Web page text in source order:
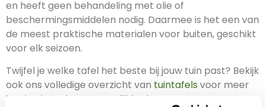
en heeft geen behandeling met olie of
beschermingsmiddelen nodig. Daarmee is het een van
de meest praktische materialen voor buiten, geschikt
voor elk seizoen.
Twijfel je welke tafel het beste bij jouw tuin past? Bekijk
ook ons volledige overzicht van tuintafelsvoor meer
inspiratie en keuzemogelijkheden.